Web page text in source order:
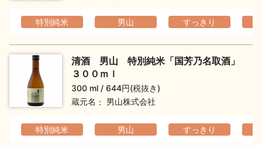
イベント情報TOP 新商品・おすすめ商品
特別純米 男山 すっきり
清酒 男山 特別純米「国芳乃名取酒」
３００ｍｌ
300 ml
644円(税抜き)
蔵元名
男山株式会社
特別純米 男山 すっきり